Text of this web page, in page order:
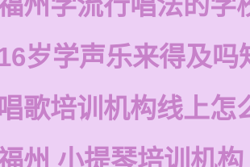
岁学声乐来得及吗
歌培训机构线上怎
州 小提琴培训机构